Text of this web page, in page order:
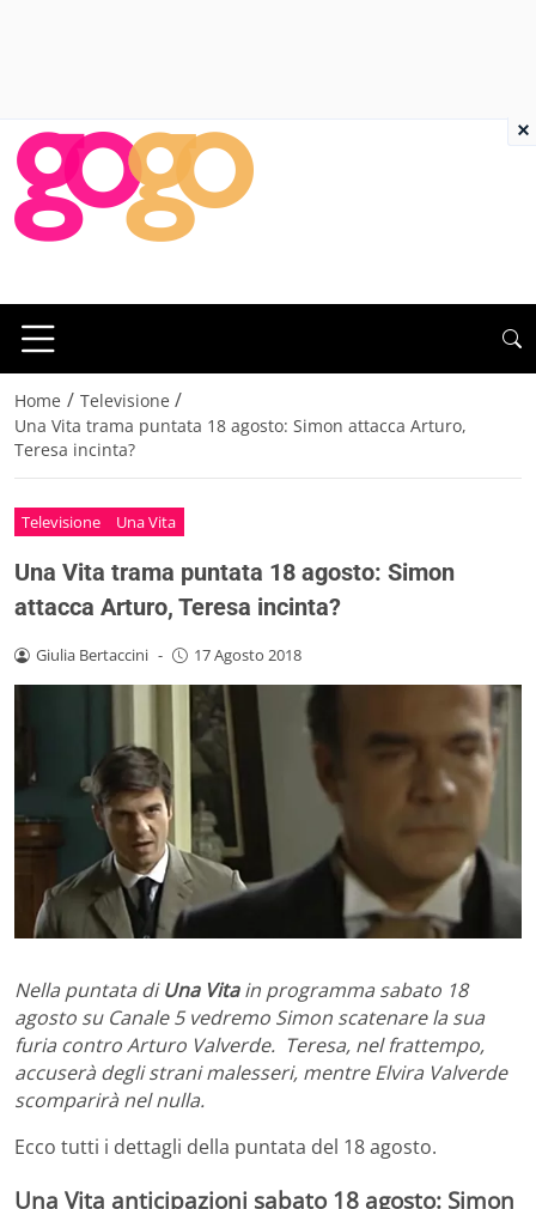
Home / Televisione /
Una Vita trama puntata 18 agosto: Simon attacca Arturo,
Teresa incinta?
Televisione Una Vita
Una Vita trama puntata 18 agosto: Simon
attacca Arturo, Teresa incinta?
Giulia Bertaccini - 17 Agosto 2018
Nella puntata diUna Vitain programma sabato 18
agosto su Canale 5 vedremo Simon scatenare la sua
furia contro Arturo Valverde. Teresa, nel frattempo,
accuserà degli strani malesseri, mentre Elvira Valverde
scomparirà nel nulla.
Ecco tutti i dettagli della puntata del 18 agosto.
Una Vita anticipazioni sabato 18 agosto: Simon
×